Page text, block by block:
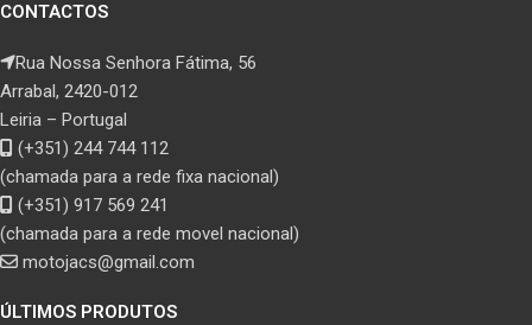
CONTACTOS
Rua Nossa Senhora Fátima, 56
Arrabal, 2420-012
Leiria – Portugal
(+351) 244 744 112
(chamada para a rede fixa nacional)
(+351) 917 569 241
(chamada para a rede movel nacional)
motojacs@gmail.com
ÚLTIMOS PRODUTOS